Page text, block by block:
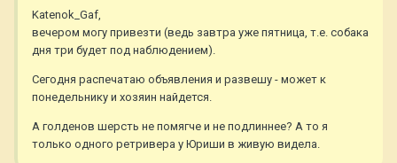
Katenok_Gaf,
вечером могу привезти (ведь завтра уже пятница, т.е. собака
дня три будет под наблюдением).
Сегодня распечатаю объявления и развешу - может к
понедельнику и хозяин найдется.
А голденов шерсть не помягче и не подлиннее? А то я
только одного ретривера у Юриши в живую видела.